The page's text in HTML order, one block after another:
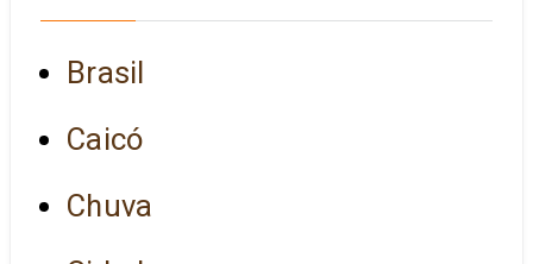
Brasil
Caicó
Chuva